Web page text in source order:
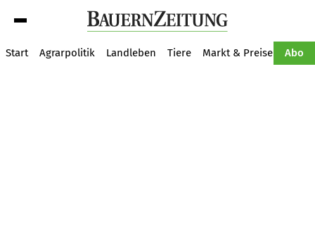
Start Agrarpolitik Landleben Tiere Markt & Preise Abo